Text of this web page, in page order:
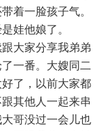
着一脸孩子气。
娃他娘了。
大家分享我弟弟
一番。大嫂同二
了，以前大家都
其他人一起来串
哥没过一会儿也